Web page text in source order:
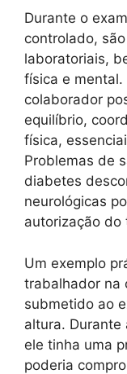
Durante o
controlado,
laboratoriais,
física e mental.
colaborador
equilíbrio,
física,
Problemas de
diabetes
neurológicas
autorização do
Um exemplo
trabalhador na
submetido ao
altura.
ele tinha uma
poderia